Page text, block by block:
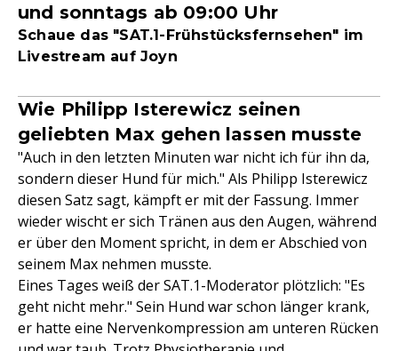
und sonntags ab 09:00 Uhr
Schaue das "SAT.1-Frühstücksfernsehen" im
Livestream auf Joyn
Wie Philipp Isterewicz seinen
geliebten Max gehen lassen musste
"Auch in den letzten Minuten war nicht ich für ihn da,
sondern dieser Hund für mich." Als Philipp Isterewicz
diesen Satz sagt, kämpft er mit der Fassung. Immer
wieder wischt er sich Tränen aus den Augen, während
er über den Moment spricht, in dem er Abschied von
seinem Max nehmen musste.
Eines Tages weiß der SAT.1-Moderator plötzlich: "Es
geht nicht mehr." Sein Hund war schon länger krank,
er hatte eine Nervenkompression am unteren Rücken